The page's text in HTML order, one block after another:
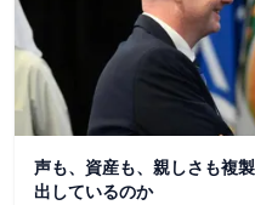
声も、資産も、親しさも複
出しているのか